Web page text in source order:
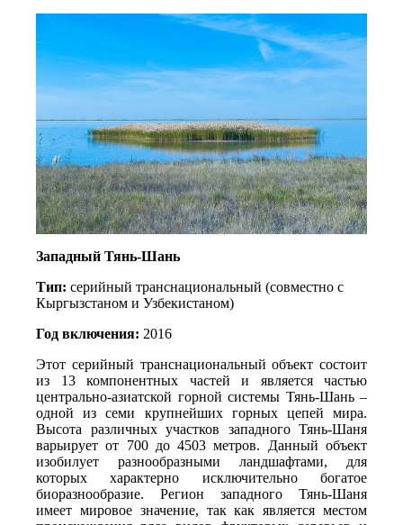
Западный Тянь-Шань
Тип: серийный транснациональный (совместно с
Кыргызстаном и Узбекистаном)
Год включения: 2016
Этот серийный транснациональный объект состоит
из 13 компонентных частей и является частью
центрально-азиатской горной системы Тянь-Шань –
одной из семи крупнейших горных цепей мира.
Высота различных участков западного Тянь-Шаня
варьирует от 700 до 4503 метров. Данный объект
изобилует разнообразными ландшафтами, для
которых характерно исключительно богатое
биоразнообразие. Регион западного Тянь-Шаня
имеет мировое значение, так как является местом